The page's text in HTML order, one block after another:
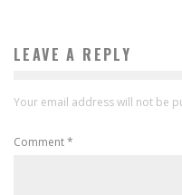
LEAVE A REPLY
Your email address will not be
Comment*